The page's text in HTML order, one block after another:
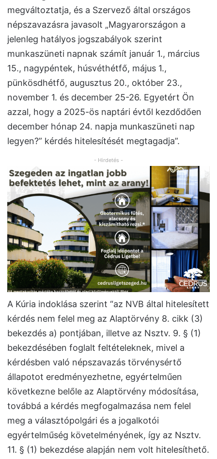
megváltoztatja, és a Szervező által országos
népszavazásra javasolt „Magyarországon a
jelenleg hatályos jogszabályok szerint
munkaszüneti napnak számít január 1., március
15., nagypéntek, húsvéthétfő, május 1.,
pünkösdhétfő, augusztus 20., október 23.,
november 1. és december 25-26. Egyetért Ön
azzal, hogy a 2025-ös naptári évtől kezdődően
december hónap 24. napja munkaszüneti nap
legyen?” kérdés hitelesítését megtagadja”.
- Hirdetés -
A Kúria indoklása szerint “az NVB által hitelesített
kérdés nem felel meg az Alaptörvény 8. cikk (3)
bekezdés a) pontjában, illetve az Nsztv. 9. § (1)
bekezdésében foglalt feltételeknek, mivel a
kérdésben való népszavazás törvénysértő
állapotot eredményezhetne, egyértelműen
következne belőle az Alaptörvény módosítása,
továbbá a kérdés megfogalmazása nem felel
meg a választópolgári és a jogalkotói
egyértelműség követelményének, így az Nsztv.
11. § (1) bekezdése alapján nem volt hitelesíthető.